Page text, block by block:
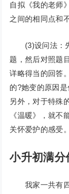
自拟《我的老师
之间的相同点和
(3)设问法：先
题，然后对照题
详略得当的回答
的?她变的原因
另外，对于特殊
《温暖》，就不
关怀爱护的感受。
小升初满分
我家一共有四